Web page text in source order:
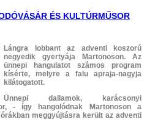
ÉS KULTÚRMŰSOR
Lángra lobbant az adventi koszorú
negyedik gyertyája Martonoson. Az
ünnepi hangulatot számos program
kísérte, melyre a falu apraja-nagyja
kilátogatott.
Ünnepi dallamok, karácsonyi
- így hangolódnak Martonoson a
meggyújtásra került az adventi